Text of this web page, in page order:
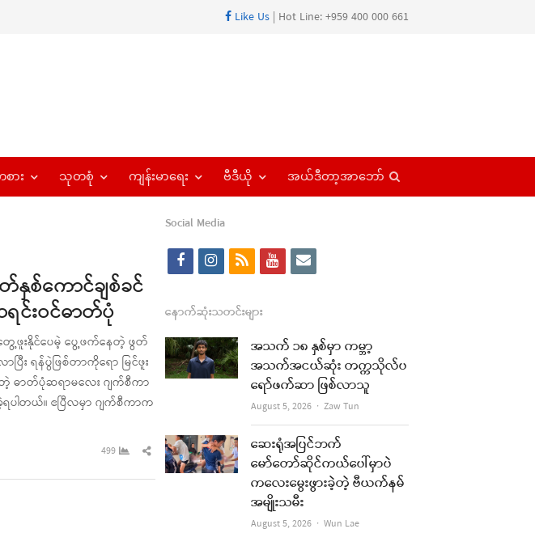
Like Us | Hot Line: +959 400 000 661
ား သုတစုံ ကျန်းမာရေး ဗီဒီယို အယ်ဒီတာ့အာဘော်
နှစ်ကောင်ချစ်ခင်
းဝင်ဓာတ်ပုံ
ဖူးနိုင်ပေမဲ့ ပွေ့ဖက်နေတဲ့ ဖွတ်
ြီး ရန်ပွဲဖြစ်တာကို‌ရော မြင်ဖူး
ဓာတ်ပုံဆရာမလေး ဂျက်စီကာ
တယ်။ ဧပြီလမှာ ဂျက်စီကာက
499
Share
this
post
Social Media
f
c
e
b
k
i
s
t
a
a
m
r
s
y
t
u
b
e
e
l
နောက်ဆုံးသတင်းများ
အသက် ၁၈ နှစ်မှာ ကမ္ဘာ့
အသက်အငယ်ဆုံး တက္ကသိုလ်ပ
ရော်ဖက်ဆာ ဖြစ်လာသူ
August 5, 2026 Author
Zaw Tun
ဆေးရုံအပြင်ဘက်
မော်တော်ဆိုင်ကယ်ပေါ်မှာပဲ
ကလေးမွေးဖွားခဲ့တဲ့ ဗီယက်နမ်
အမျိုးသမီး
August 5, 2026 Author
Wun Lae